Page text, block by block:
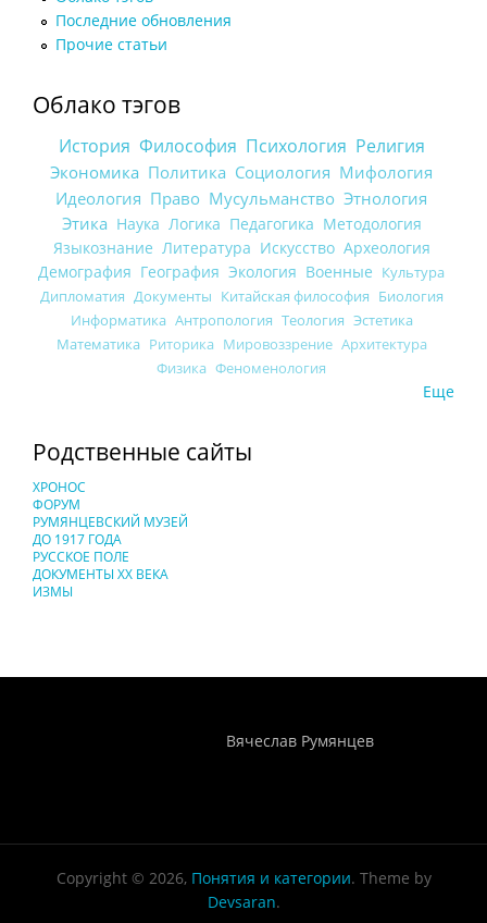
Последние обновления
Прочие статьи
Облако тэгов
История Философия Психология Религия
Экономика Политика Социология Мифология
Идеология Право Мусульманство Этнология
Этика Наука Логика Педагогика Методология
Языкознание Литература Искусство Археология
Демография География Экология Военные Культура
Дипломатия Документы Китайская философия Биология
Информатика Антропология Теология Эстетика
Математика Риторика Мировоззрение Архитектура
Физика Феноменология
Еще
Родственные сайты
ХРОНОС
ФОРУМ
РУМЯНЦЕВСКИЙ МУЗЕЙ
ДО 1917 ГОДА
РУССКОЕ ПОЛЕ
ДОКУМЕНТЫ XX ВЕКА
ИЗМЫ
Вячеслав Румянцев
Copyright © 2026, Понятия и категории. Theme by
Devsaran.